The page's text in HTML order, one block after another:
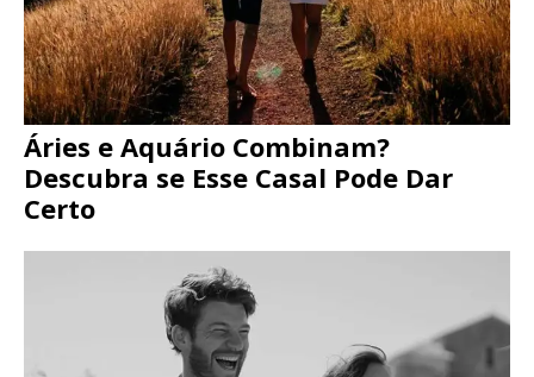
Áries e Aquário Combinam?
Descubra se Esse Casal Pode Dar
Certo